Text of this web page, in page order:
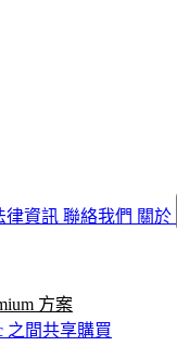
律資訊 聯絡我們 關於
方案
之間共享購買